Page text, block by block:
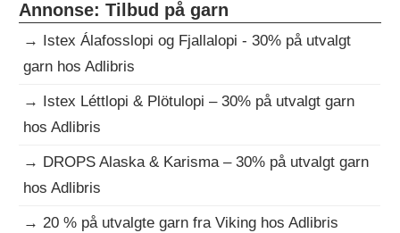
Annonse: Tilbud på garn
→ Istex Álafosslopi og Fjallalopi - 30% på utvalgt
garn hos Adlibris
→ Istex Léttlopi & Plötulopi – 30% på utvalgt garn
hos Adlibris
→ DROPS Alaska & Karisma – 30% på utvalgt garn
hos Adlibris
→ 20 % på utvalgte garn fra Viking hos Adlibris